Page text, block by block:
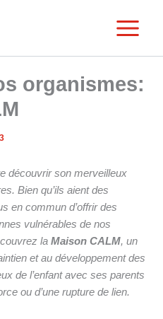
Main
organismes:
découvrir son merveilleux
Bien qu’ils aient des
en commun d’offrir des
vulnérables de nos
la Maison CALM, un
et au développement des
de l’enfant avec ses parents
ou d’une rupture de lien.